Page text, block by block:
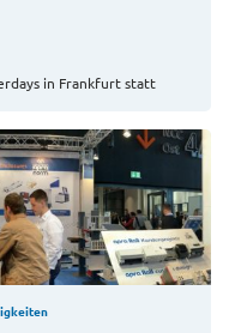
in Frankfurt statt